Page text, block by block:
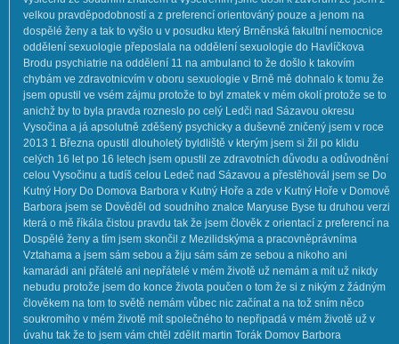
velkou pravděpodobností a z preferencí orientováný pouze a jenom na
dospělé ženy a tak to vyšlo u v posudku který Brněnská fakultní nemocnice
oddělení sexuologie přeposlala na oddělení sexuologie do Havlíčkova
Brodu psychiatrie na oddělení 11 na ambulanci to že došlo k takovím
chybám ve zdravotnicvím v oboru sexuologie v Brně mě dohnalo k tomu že
jsem opustil ve vsém zájmu protože to byl zmatek v mém okolí protože se to
anichž by to byla pravda rozneslo po celý Ledči nad Sázavou okresu
Vysočina a já apsolutně zděšený psychicky a duševně zničený jsem v roce
2013 1 Března opustil dlouholetý byldliště v kterým jsem si žil po klidu
celých 16 let po 16 letech jsem opustil ze zdravotních důvodu a odůvodnění
celou Vysočinu a tudíš celou Ledeč nad Sázavou a přestěhovál jsem se Do
Kutný Hory Do Domova Barbora v Kutný Hoře a zde v Kutný Hoře v Domově
Barbora jsem se Dověděl od soudního znalce Maryuse Byse tu druhou verzi
která o mě říkála čistou pravdu tak že jsem člověk z orientací z preferencí na
Dospělé ženy a tím jsem skončil z Mezilidskýma a pracovněprávníma
Vztahama a jsem sám sebou a žiju sám sám ze sebou a nikoho ani
kamarádi ani přátelé ani nepřátelé v mém životě už nemám a mít už nikdy
nebudu protože jsem do konce života poučen o tom že si z nikým z žádným
člověkem na tom to světě nemám vůbec nic začínat a na tož sním něco
soukromího v mém životě mít společného to nepřipadá v mém životě už v
úvahu tak že to jsem vám chtěl zdělit martin Torák Domov Barbora